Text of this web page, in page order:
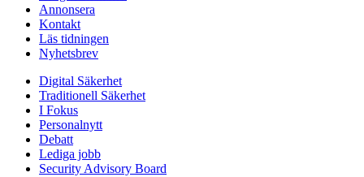
Annonsera
Kontakt
Läs tidningen
Nyhetsbrev
Digital Säkerhet
Traditionell Säkerhet
I Fokus
Personalnytt
Debatt
Lediga jobb
Security Advisory Board